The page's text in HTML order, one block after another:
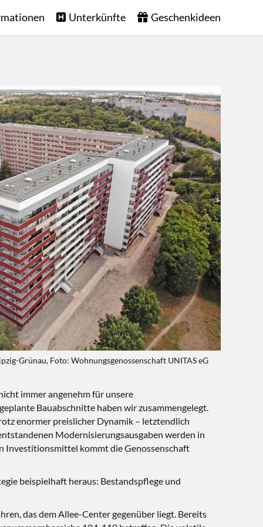
Unterkünfte Geschenkideen
Grünau, Foto: Wohnungsgenossenschaft UNITAS eG
immer angenehm für unsere
Bauabschnitte haben wir zusammengelegt.
enormer preislicher Dynamik – letztendlich
Modernisierungsausgaben werden in
Investitionsmittel kommt die Genossenschaft
beispielhaft heraus: Bestandspflege und
das dem Allee-Center gegenüber liegt. Bereits